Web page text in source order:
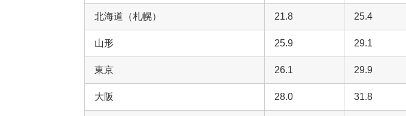
北海道（札幌） 21.8 25.4
山形 25.9 29.1
東京 26.1 29.9
大阪 28.0 31.8